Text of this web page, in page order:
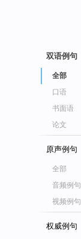
双语例句
全部
口语
书面语
论文
原声例句
全部
音频例句
视频例句
权威例句